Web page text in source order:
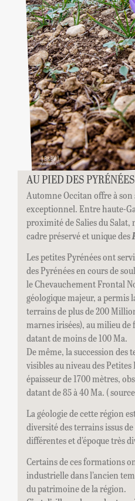
AU PIED DES PYRÉNÉES
Automne Occitan offre à
exceptionnel. Entre haute-
proximité de Salies du Salat,
cadre préservé et unique des
Les petites Pyrénées ont
des Pyrénées en cours de
le Chevauchement Frontal
géologique majeur, a permis
terrains de plus de 200
marnes irisées), au milieu
datant de moins de 100 Ma.
De même, la succession des
visibles au niveau des
épaisseur de 1700 mètres,
datant de 85 à 40 Ma. (
La géologie de cette région
diversité des terrains issus
différentes et d’époque très
Certains de ces formations
industrielle dans l’ancien
du patrimoine de la région.